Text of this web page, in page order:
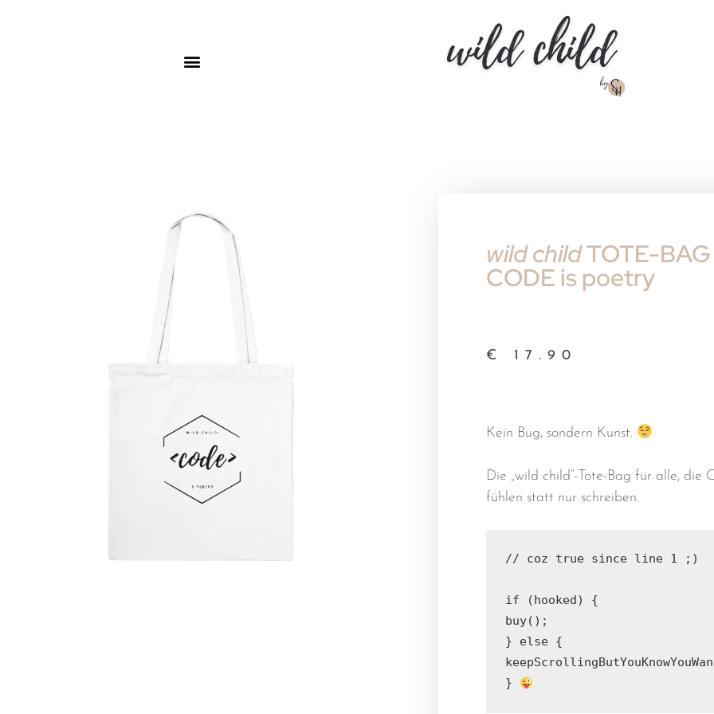
wild childTOTE-
CODE is poetry
€ 17.90
Kein Bug, sondern Kunst.
Die „wild child“-Tote-Bag für alle, die
fühlen statt nur schreiben.
// coz true since line 1 ;)
if (hooked) {
buy();
} else {
}